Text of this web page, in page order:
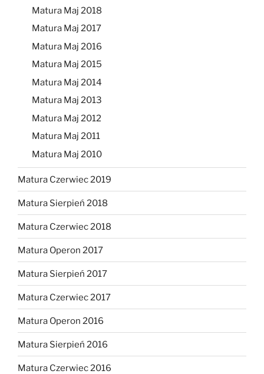
Matura Maj 2018
Matura Maj 2017
Matura Maj 2016
Matura Maj 2015
Matura Maj 2014
Matura Maj 2013
Matura Maj 2012
Matura Maj 2011
Matura Maj 2010
Matura Czerwiec 2019
Matura Sierpień 2018
Matura Czerwiec 2018
Matura Operon 2017
Matura Sierpień 2017
Matura Czerwiec 2017
Matura Operon 2016
Matura Sierpień 2016
Matura Czerwiec 2016